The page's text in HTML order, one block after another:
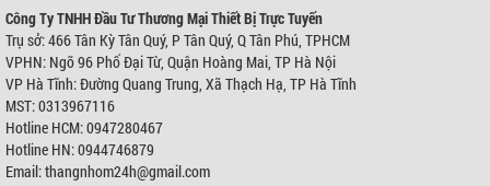
VP Hà Nội:
Địa chỉ:Ngõ 96 Phố Đại Từ, Quận Hoàng Mai, TP Hà Nội
Điện thoại:0944746879
Ngân hàng Ngoại thương Việt Nam
Chi nhánh:Chi nhánh Hùng Vương
Chủ TK:Công ty TNHH Đầu Tư TM Thiết Bị Trực Tuyến
Số TK:0421000489933
Chủ TK:
Công Ty TNHH Đầu Tư Thương Mại Thiết Bị Trực Tuyến
Trụ sở: 466 Tân Kỳ Tân Quý, P Tân Quý, Q Tân Phú, TPHCM
VPHN: Ngõ 96 Phố Đại Từ, Quận Hoàng Mai, TP Hà Nội
VP Hà Tĩnh: Đường Quang Trung, Xã Thạch Hạ, TP Hà Tĩnh
MST: 0313967116
Hotline HCM: 0947280467
Hotline HN: 0944746879
Email: thangnhom24h@gmail.com